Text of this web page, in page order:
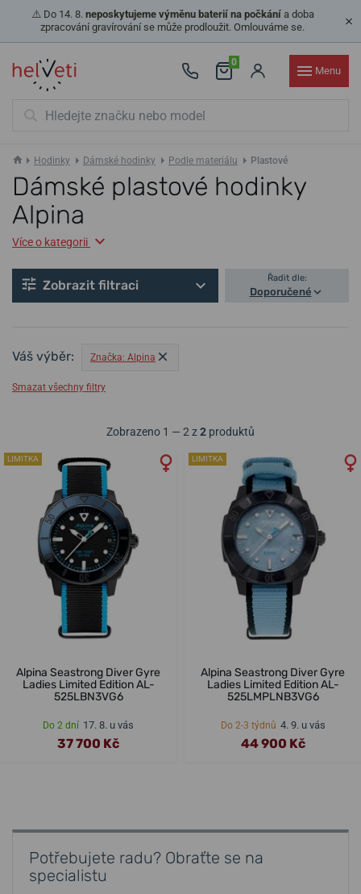
⚠️ Do 14. 8. neposkytujeme výměnu baterií na počkánía doba
zpracování gravírování se může prodloužit. Omlouváme se.
0
Menu
Hodinky Dámské hodinky Podle materiálu Plastové
Dámské plastové hodinky
Alpina
Více o kategorii
Zobrazit filtraci Řadit dle:
Doporučené
Váš výběr: Značka: Alpina
Smazat všechny filtry
Zobrazeno 1 — 2 z2 produktů
LIMITKA
Alpina Seastrong Diver Gyre
Ladies Limited Edition AL-
525LBN3VG6
Do 2 dní 17. 8. u vás
37 700 Kč
LIMITKA
Alpina Seastrong Diver Gyre
Ladies Limited Edition AL-
525LMPLNB3VG6
Do 2-3 týdnů 4. 9. u vás
44 900 Kč
Potřebujete radu? Obraťte se na
specialistu